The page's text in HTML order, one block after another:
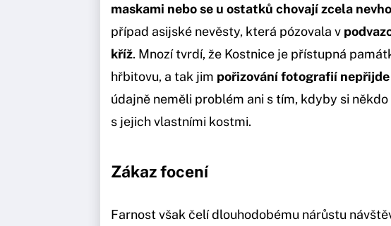
maskami nebo se u ostatků chovají zcela
případ asijské nevěsty, která pózovala v
kříž. Mnozí tvrdí, že Kostnice je přístupná
hřbitovu, a tak jim pořizování fotografií
údajně neměli problém ani s tím, kdyby si
s jejich vlastními kostmi.
Zákaz focení
Farnost však čelí dlouhodobému nárůstu